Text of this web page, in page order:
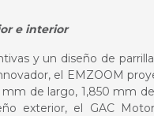
e interior
y un diseño de
el EMZOOM
mm de largo, 1,850 mm
exterior, el GAC